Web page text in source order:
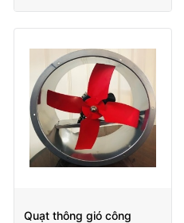
Quạt thông gió công